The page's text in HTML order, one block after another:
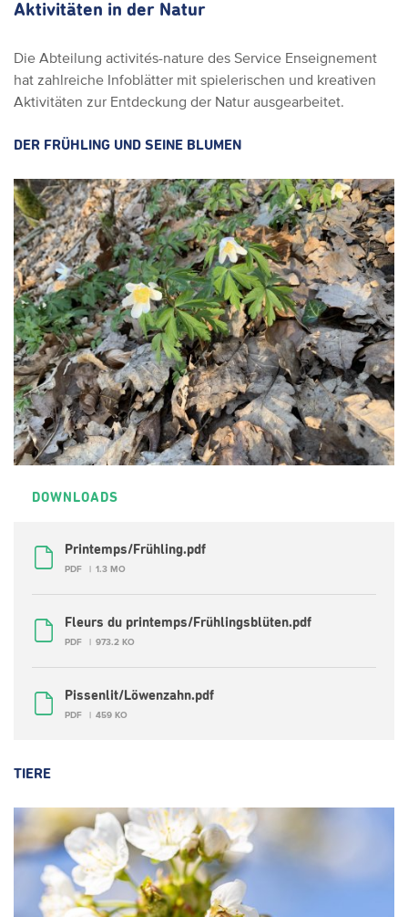
Aktivitäten in der Natur
Die Abteilung activités-nature des Service Enseignement
hat zahlreiche Infoblätter mit spielerischen und kreativen
Aktivitäten zur Entdeckung der Natur ausgearbeitet.
DER FRÜHLING UND SEINE BLUMEN
DOWNLOADS
Printemps/Frühling.pdf
PDF 1.3 MO
Fleurs du printemps/Frühlingsblüten.pdf
PDF 973.2 KO
Pissenlit/Löwenzahn.pdf
PDF 459 KO
TIERE